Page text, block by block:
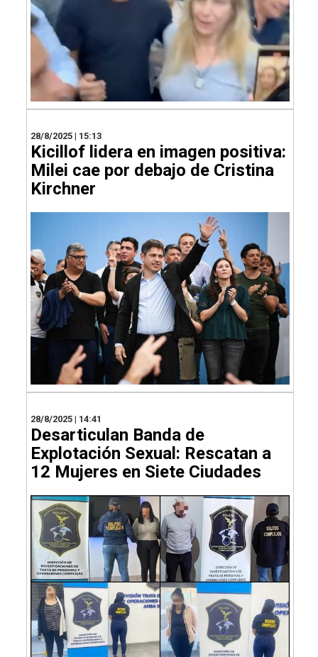
28/8/2025 | 15:13
Kicillof lidera en imagen positiva:
Milei cae por debajo de Cristina
Kirchner
28/8/2025 | 14:41
Desarticulan Banda de
Explotación Sexual: Rescatan a
12 Mujeres en Siete Ciudades